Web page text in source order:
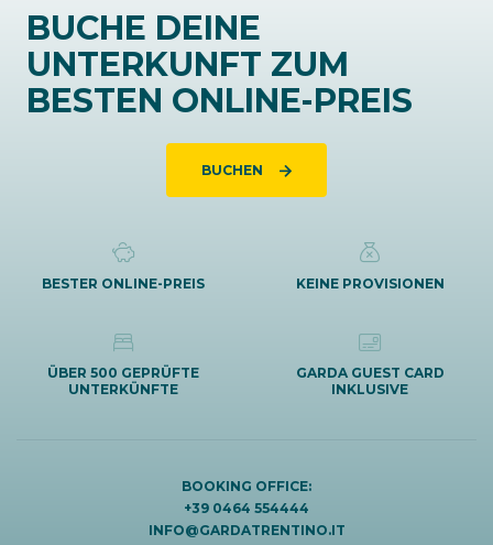
BUCHE DEINE
UNTERKUNFT ZUM
BESTEN ONLINE-PREIS
BUCHEN
BESTER ONLINE-PREIS KEINE PROVISIONEN
ÜBER 500 GEPRÜFTE
UNTERKÜNFTE
GARDA GUEST CARD
INKLUSIVE
BOOKING OFFICE:
+39 0464 554444
INFO@GARDATRENTINO.IT